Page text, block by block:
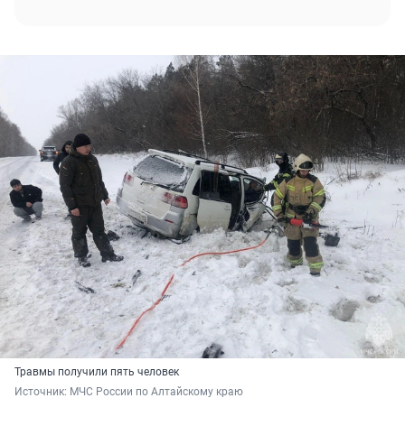
Травмы получили пять человек
Источник: МЧС России по Алтайскому краю